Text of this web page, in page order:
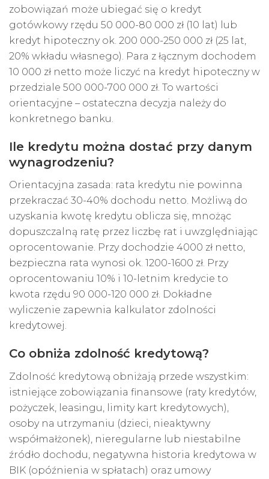
zobowiązań może ubiegać się o kredyt
gotówkowy rzędu 50 000-80 000 zł (10 lat) lub
kredyt hipoteczny ok. 200 000-250 000 zł (25 lat,
20% wkładu własnego). Para z łącznym dochodem
10 000 zł netto może liczyć na kredyt hipoteczny w
przedziale 500 000-700 000 zł. To wartości
orientacyjne – ostateczna decyzja należy do
konkretnego banku.
Ile kredytu można dostać przy danym
wynagrodzeniu?
Orientacyjna zasada: rata kredytu nie powinna
przekraczać 30-40% dochodu netto. Możliwą do
uzyskania kwotę kredytu oblicza się, mnożąc
dopuszczalną ratę przez liczbę rat i uwzględniając
oprocentowanie. Przy dochodzie 4000 zł netto,
bezpieczna rata wynosi ok. 1200-1600 zł. Przy
oprocentowaniu 10% i 10-letnim kredycie to
kwota rzędu 90 000-120 000 zł. Dokładne
wyliczenie zapewnia kalkulator zdolności
kredytowej.
Co obniża zdolność kredytową?
Zdolność kredytową obniżają przede wszystkim:
istniejące zobowiązania finansowe (raty kredytów,
pożyczek, leasingu, limity kart kredytowych),
osoby na utrzymaniu (dzieci, nieaktywny
współmałżonek), nieregularne lub niestabilne
źródło dochodu, negatywna historia kredytowa w
BIK (opóźnienia w spłatach) oraz umowy